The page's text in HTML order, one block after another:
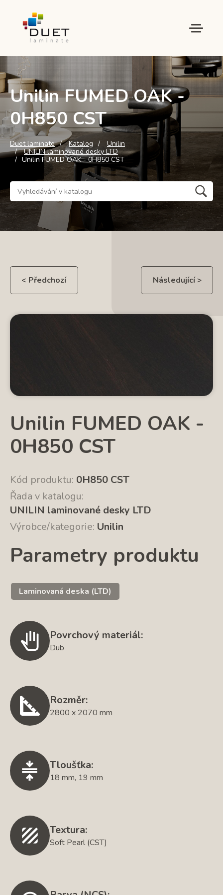
Unilin FUMED OAK -
0H850 CST
Duet laminate Katalog
Unilin
UNILIN laminované desky LTD
Unilin FUMED OAK - 0H850 CST
< Předchozí Následující >
Unilin FUMED OAK -
0H850 CST
Kód produktu: 0H850 CST
Řada v katalogu:
UNILIN laminované desky LTD
Výrobce/kategorie: Unilin
Parametry produktu
Laminovaná deska (LTD)
Povrchový materiál:
Dub
Rozměr:
2800 x 2070 mm
Tloušťka:
18 mm, 19 mm
Textura:
Soft Pearl (CST)